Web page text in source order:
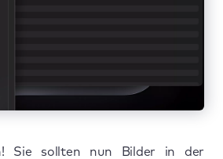
Sie sollten nun Bilder in der